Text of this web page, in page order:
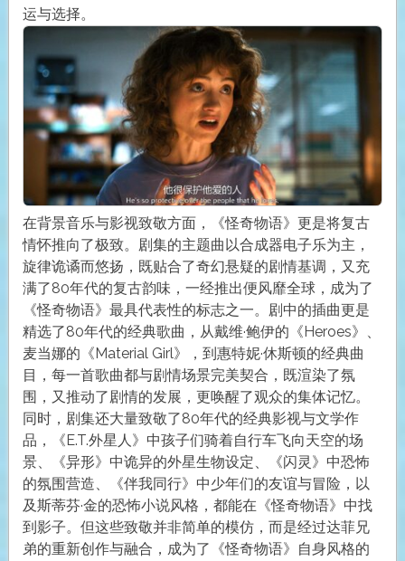
运与选择。
在背景音乐与影视致敬方面，《怪奇物语》更是将复古
情怀推向了极致。剧集的主题曲以合成器电子乐为主，
旋律诡谲而悠扬，既贴合了奇幻悬疑的剧情基调，又充
满了80年代的复古韵味，一经推出便风靡全球，成为了
《怪奇物语》最具代表性的标志之一。剧中的插曲更是
精选了80年代的经典歌曲，从戴维·鲍伊的《Heroes》、
麦当娜的《Material Girl》，到惠特妮·休斯顿的经典曲
目，每一首歌曲都与剧情场景完美契合，既渲染了氛
围，又推动了剧情的发展，更唤醒了观众的集体记忆。
同时，剧集还大量致敬了80年代的经典影视与文学作
品，《E.T.外星人》中孩子们骑着自行车飞向天空的场
景、《异形》中诡异的外星生物设定、《闪灵》中恐怖
的氛围营造、《伴我同行》中少年们的友谊与冒险，以
及斯蒂芬·金的恐怖小说风格，都能在《怪奇物语》中找
到影子。但这些致敬并非简单的模仿，而是经过达菲兄
弟的重新创作与融合，成为了《怪奇物语》自身风格的